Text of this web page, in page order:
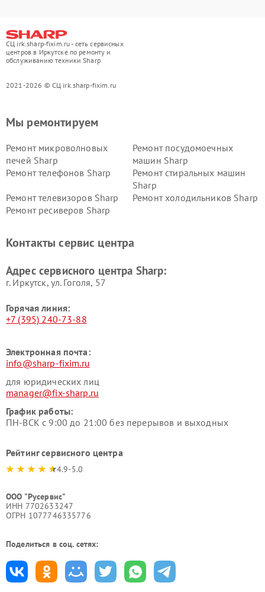
СЦ irk.sharp-fixim.ru - сеть сервисных
центров в Иркутске по ремонту и
обслуживанию техники Sharp
2021-2026 © СЦ irk.sharp-fixim.ru
Мы ремонтируем
Ремонт микроволновых
печей Sharp
Ремонт посудомоечных
машин Sharp
Ремонт телефонов Sharp
Ремонт стиральных машин
Sharp
Ремонт телевизоров Sharp
Ремонт холодильников Sharp
Ремонт ресиверов Sharp
Контакты сервис центра
Адрес сервисного центра Sharp:
г. Иркутск, ул. ​Гоголя, 57
Горячая линия:
+7 (395) 240-73-88
Электронная почта:
info@sharp-fixim.ru
для юридических лиц
manager@fix-sharp.ru
График работы:
ПН-ВСК с 9:00 до 21:00 без перерывов и выходных
Рейтинг сервисного центра
4.9-5.0
ООО "Русервис"
ИНН 7702633247
ОГРН 1077746335776
Поделиться в соц. сетях: